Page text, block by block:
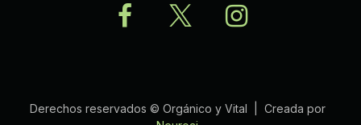
Derechos reservados © Orgánico y Vital | Creada por